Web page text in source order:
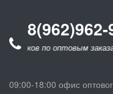
8(962)962-
по оптовым заказам
09:00-18:00 офис